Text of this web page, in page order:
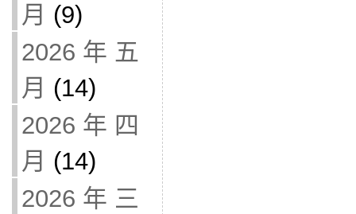
月 (9)
2026 年 五
月 (14)
2026 年 四
月 (14)
2026 年 三